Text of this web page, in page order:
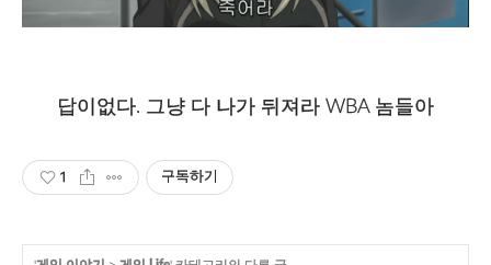
답이없다. 그냥 다 나가 뒤져라 WBA 놈들아
1 구독하기